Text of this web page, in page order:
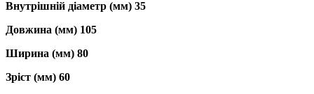
Внутрішній діаметр (мм) 35
Довжина (мм) 105
Ширина (мм) 80
Зріст (мм) 60